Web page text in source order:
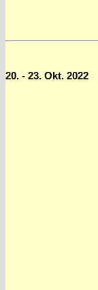
20. - 23. Okt. 2022